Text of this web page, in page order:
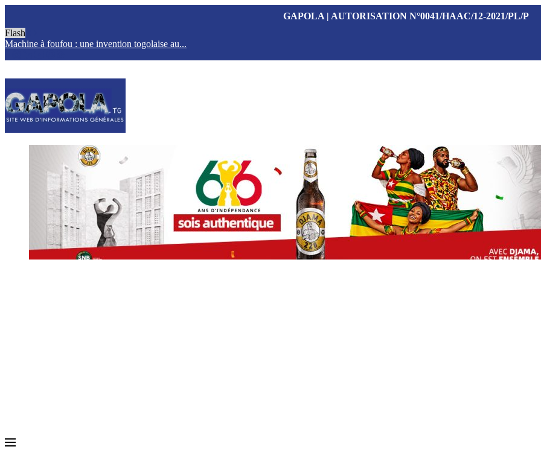
GAPOLA | AUTORISATION N°0041/HAAC/12-2021/PL/P
Flash
Machine à foufou : une invention togolaise au...